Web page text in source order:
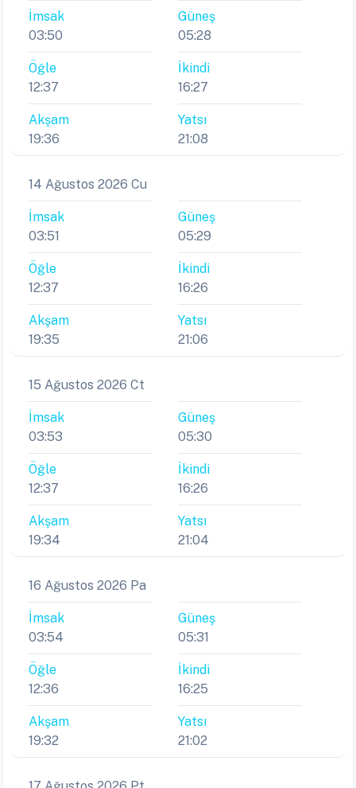
İmsak
03:50
Güneş
05:28
Öğle
12:37
İkindi
16:27
Akşam
19:36
Yatsı
21:08
14 Ağustos 2026 Cu
İmsak
03:51
Güneş
05:29
Öğle
12:37
İkindi
16:26
Akşam
19:35
Yatsı
21:06
15 Ağustos 2026 Ct
İmsak
03:53
Güneş
05:30
Öğle
12:37
İkindi
16:26
Akşam
19:34
Yatsı
21:04
16 Ağustos 2026 Pa
İmsak
03:54
Güneş
05:31
Öğle
12:36
İkindi
16:25
Akşam
19:32
Yatsı
21:02